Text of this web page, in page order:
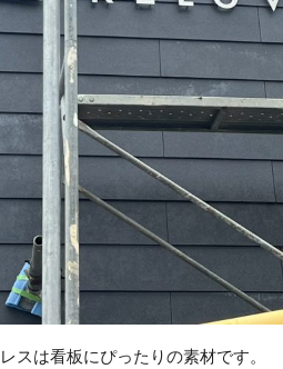
スは看板にぴったりの素材です。